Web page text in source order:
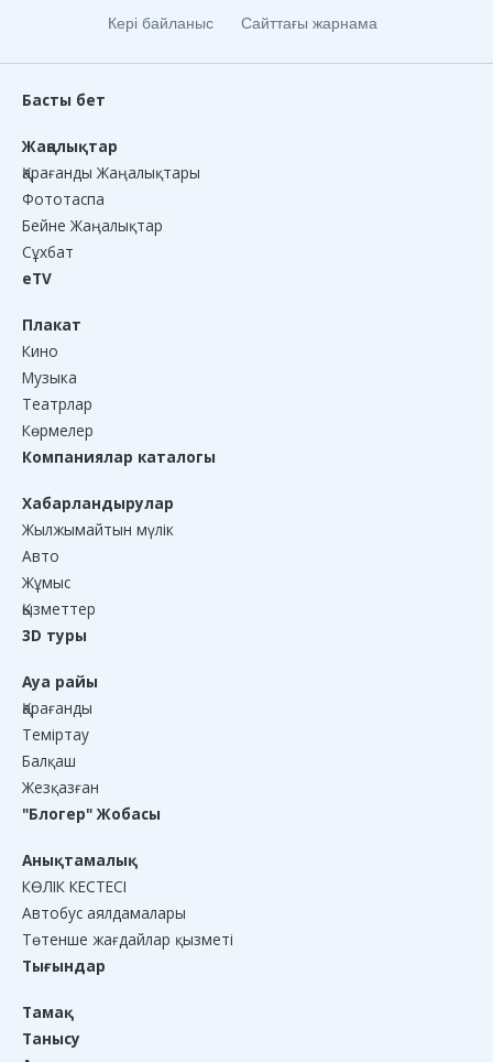
Кері байланыс Сайттағы жарнама
Басты бет
Жаңалықтар
Қарағанды Жаңалықтары
Фототаспа
Бейне Жаңалықтар
Сұхбат
eTV
Плакат
Кино
Музыка
Театрлар
Көрмелер
Компаниялар каталогы
Хабарландырулар
Жылжымайтын мүлік
Авто
Жұмыс
Қызметтер
3D туры
Ауа райы
Қарағанды
Теміртау
Балқаш
Жезқазған
"Блогер" Жобасы
Анықтамалық
КӨЛІК КЕСТЕСІ
Автобус аялдамалары
Төтенше жағдайлар қызметі
Тығындар
Тамақ
Танысу